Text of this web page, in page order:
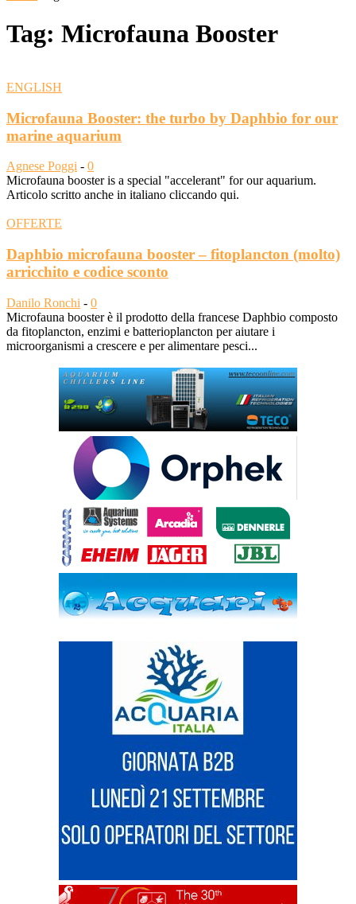
Tag: Microfauna Booster
ENGLISH
Microfauna Booster: the turbo by Daphbio for our
marine aquarium
Agnese Poggi - 0
Microfauna booster is a special "accelerant" for our aquarium.
Articolo scritto anche in italiano cliccando qui.
OFFERTE
Daphbio microfauna booster – fitoplancton (molto)
arricchito e codice sconto
Danilo Ronchi - 0
Microfauna booster è il prodotto della francese Daphbio composto
da fitoplancton, enzimi e batterioplancton per aiutare i
microorganismi a crescere e per alimentare pesci...